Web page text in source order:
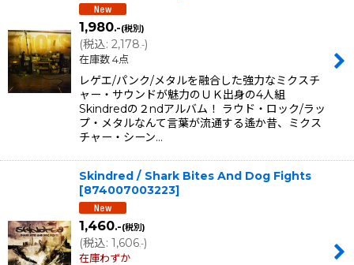
1,980.-(税別)
(税込: 2,178.-)
在庫数 4点
レゲエ/パンク/メタルを融合した強力なミクスチ
ャー・サウンドが魅力のＵＫ出身の4人組
Skindredの２ndアルバム！ ラウド・ロック/ラッ
プ・メタルなんて言葉が流通する遙か昔、ミクス
チャー・シーン…
Skindred / Shark Bites And Dog Fights
[874007003223]
1,460.-(税別)
(税込: 1,606.-)
在庫わずか